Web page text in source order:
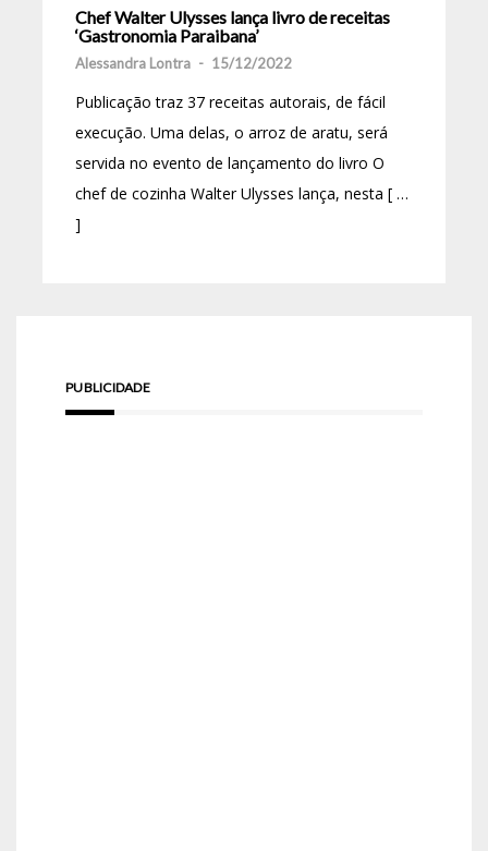
Chef Walter Ulysses lança livro de receitas
‘Gastronomia Paraibana’
Alessandra Lontra - 15/12/2022
Publicação traz 37 receitas autorais, de fácil
execução. Uma delas, o arroz de aratu, será
servida no evento de lançamento do livro O
chef de cozinha Walter Ulysses lança, nesta [ …
]
PUBLICIDADE